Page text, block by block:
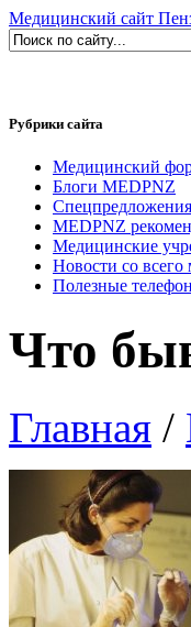
Медицинский сайт
Рубрики сайта
Медицинский
Блоги MEDPNZ
Спецпредложения
MEDPNZ
Медицинские
Новости со всего
Полезные
Что
Главная /